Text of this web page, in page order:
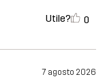
Utile? 0
7 agosto 2026